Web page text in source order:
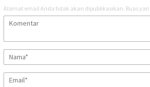
Alamat email Anda tidak akan dipublikasikan. Ruas